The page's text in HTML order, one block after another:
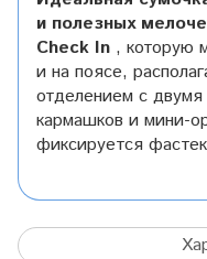
и полезных
Check In , которую
и на поясе,
отделением с
кармашков и мини-
фиксируется